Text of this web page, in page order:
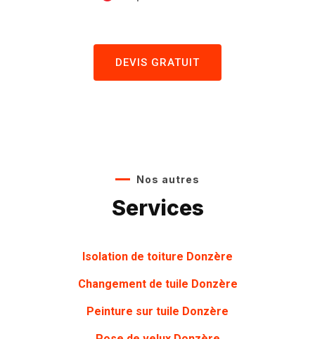
DEVIS GRATUIT
Nos autres
Services
Isolation de toiture Donzère
Changement de tuile Donzère
Peinture sur tuile Donzère